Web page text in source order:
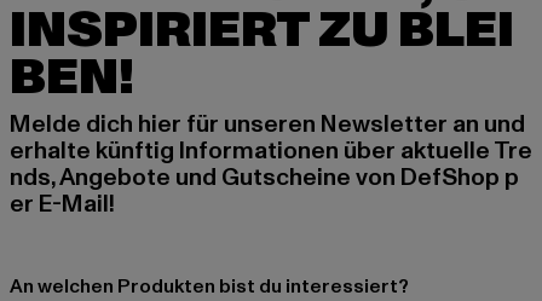
INSPIRIERT ZU BLEI
BEN!
Melde dich hier für unseren Newsletter an und
erhalte künftig Informationen über aktuelle Tre
nds, Angebote und Gutscheine von DefShop p
er E-Mail!
An welchen Produkten bist du interessiert?